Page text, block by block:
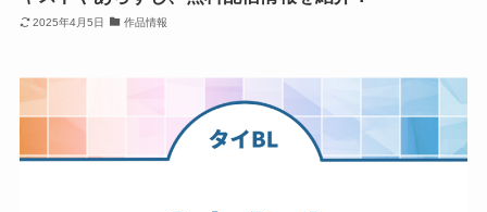
2025年4月5日 作品情報